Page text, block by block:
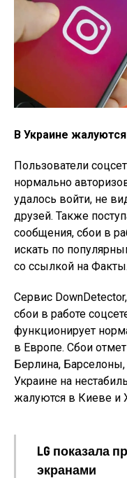
В Украине
Пользователи
нормально
удалось войти, не
друзей. Также
сообщения, сбои в
искать по
со ссылкой на Факты.
Сервис
сбои в работе
функционирует
в Европе. Сбои
Берлина,
Украине на
жалуются в Киеве и
LG показала
экранами